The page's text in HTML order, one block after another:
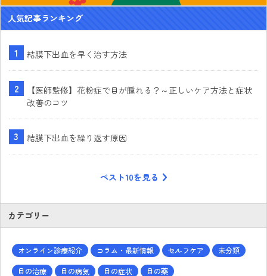
人気記事ランキング
結膜下出血を早く治す方法
【医師監修】花粉症で目が腫れる？～正しいケア方法と症状
改善のコツ
結膜下出血を繰り返す原因
ベスト10を見る
カテゴリー
オンライン診療紹介 コラム・最新情報 セルフケア 未分類
目の治療 目の病気 目の症状 目の薬